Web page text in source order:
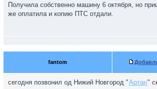
Получила собственно машину 6 октября, но
же оплатила и копию ПТС отдали.
fantom
сегодня позвонил од Нижий Новгород "Артан"